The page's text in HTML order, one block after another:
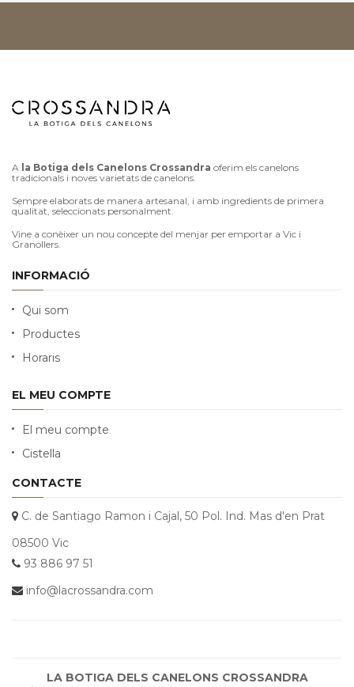
A la Botiga dels Canelons Crossandra oferim els canelons
tradicionals i noves varietats de canelons.
Sempre elaborats de manera artesanal, i amb ingredients de primera
qualitat, seleccionats personalment.
Vine a conèixer un nou concepte del menjar per emportar a Vic i
Granollers.
INFORMACIÓ
Qui som
Productes
Horaris
EL MEU COMPTE
El meu compte
Cistella
CONTACTE
C. de Santiago Ramon i Cajal, 50 Pol. Ind. Mas d'en Prat
08500 Vic
93 886 97 51
info@lacrossandra.com
LA BOTIGA DELS CANELONS CROSSANDRA